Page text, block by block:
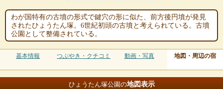
わが国特有の古墳の形式で鍵穴の形に似た、前方後円墳が発見
されたひょうたん塚。6世紀初頭の古墳と考えられている。古墳
公園として整備されている。
基本情報 つぶやき・クチコミ 動画・写真 地図・周辺の宿
ひょうたん塚公園の地図表示